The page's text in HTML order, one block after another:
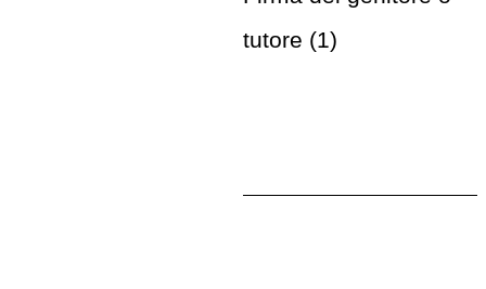
tutore (1)